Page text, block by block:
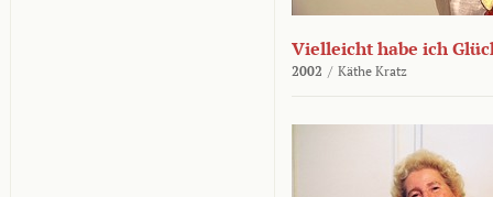
Vielleicht habe ich
2002 / Käthe Kratz